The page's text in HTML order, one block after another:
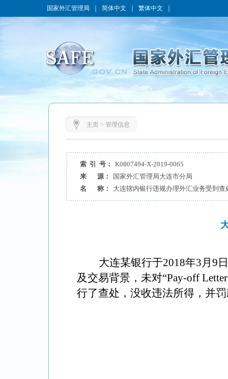
国家外汇管理局 简体中文 繁体中文
主页> 管理信息
索 引 号：
K0807494-X-2019-0065
来 源：
国家外汇管理局大连市分局
名 称：
大连辖内银行违规办理外汇业务受到查
大连某银行于2018年3月 9
及交易背景，未对“Pay-off Letter
行了查处，没收违法所得，并